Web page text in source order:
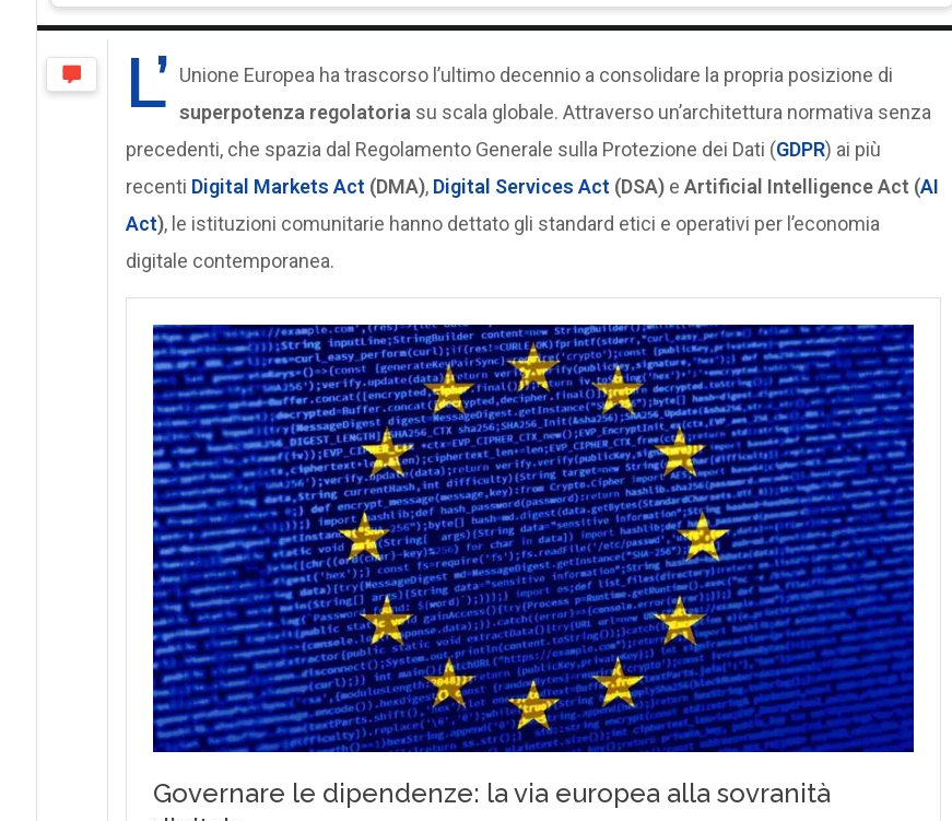
L’ Unione Europea ha trascorso l’ultimo decennio a consolidare la propria posizione di
superpotenza regolatoria su scala globale. Attraverso un’architettura normativa senza
precedenti, che spazia dal Regolamento Generale sulla Protezione dei Dati (GDPR) ai più
recenti Digital Markets Act (DMA), Digital Services Act (DSA)e Artificial Intelligence Act (AI
Act), le istituzioni comunitarie hanno dettato gli standard etici e operativi per l’economia
digitale contemporanea.